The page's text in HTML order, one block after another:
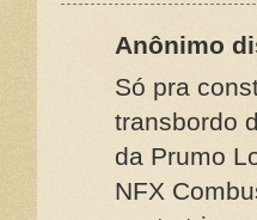
Anônimo
Só pra
transbordo
da Prumo
NFX